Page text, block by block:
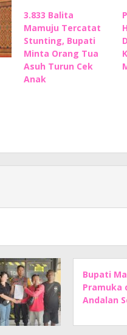
3.833 Balita
Mamuju Tercatat
Stunting, Bupati
Minta Orang Tua
Asuh Turun Cek
Anak
Bupati
Pramuka
Andalan